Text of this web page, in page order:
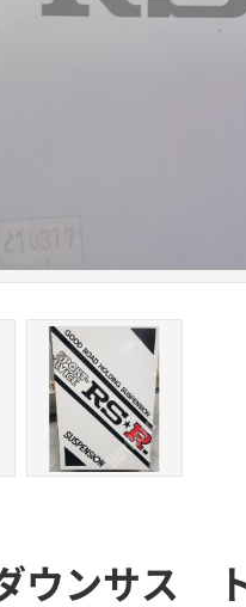
ウンサス